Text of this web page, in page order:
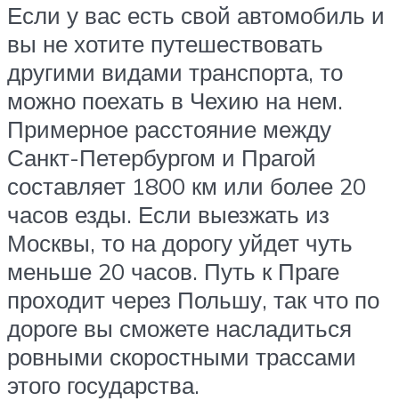
Если у вас есть свой автомобиль и
вы не хотите путешествовать
другими видами транспорта, то
можно поехать в Чехию на нем.
Примерное расстояние между
Санкт-Петербургом и Прагой
составляет 1800 км или более 20
часов езды. Если выезжать из
Москвы, то на дорогу уйдет чуть
меньше 20 часов. Путь к Праге
проходит через Польшу, так что по
дороге вы сможете насладиться
ровными скоростными трассами
этого государства.